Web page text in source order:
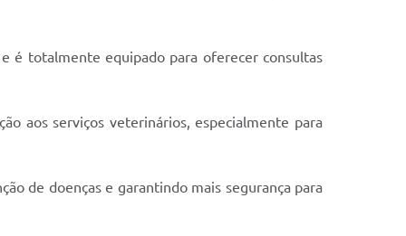
é totalmente equipado para oferecer consultas
aos serviços veterinários, especialmente para
de doenças e garantindo mais segurança para